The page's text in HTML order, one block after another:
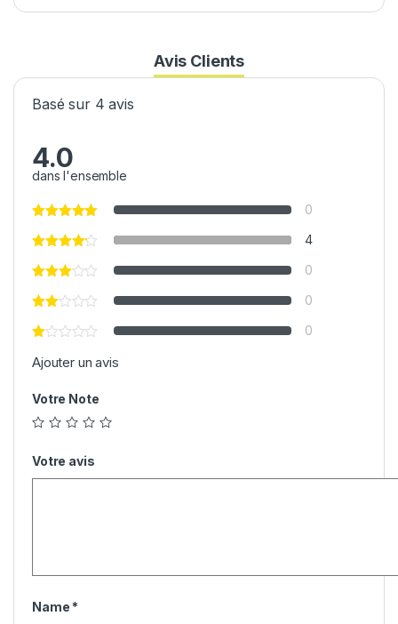
Avis Clients
Basé sur 4 avis
4.0
dans l'ensemble
0
4
0
0
0
Ajouter un avis
Votre Note
Votre avis
Name *